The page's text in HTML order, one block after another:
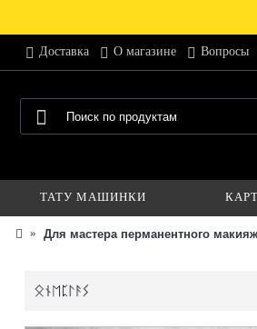
Доставка О магазине Вопросы
ТАТУ МАШИНКИ
Для мастера перманентного